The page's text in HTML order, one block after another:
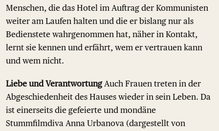
Menschen, die das Hotel im Auftrag der Kommunisten
weiter am Laufen halten und die er bislang nur als
Bedienstete wahrgenommen hat, näher in Kontakt,
lernt sie kennen und erfährt, wem er vertrauen kann
und wem nicht.
Liebe und VerantwortungAuch Frauen treten in der
Abgeschiedenheit des Hauses wieder in sein Leben. Da
ist einerseits die gefeierte und mondäne
Stummfilmdiva Anna Urbanova (dargestellt von